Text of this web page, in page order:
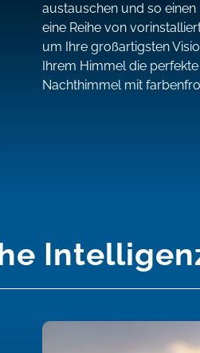
austauschen und so
eine Reihe von
um Ihre großartigsten
Ihrem Himmel die
Nachthimmel mit